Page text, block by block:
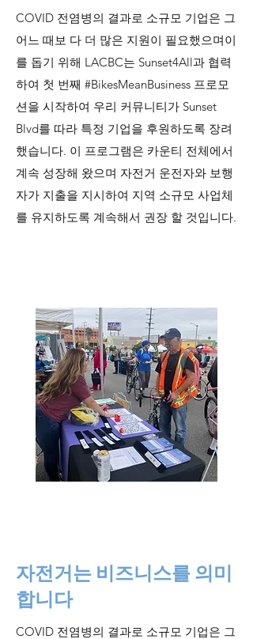
COVID 전염병의 결과로 소규모 기업은 그
어느 때보 다 더 많은 지원이 필요했으며이
를 돕기 위해 LACBC는 Sunset4All과 협력
하여 첫 번째 #BikesMeanBusiness 프로모
션을 시작하여 우리 커뮤니티가 Sunset
Blvd를 따라 특정 기업을 후원하도록 장려
했습니다. 이 프로그램은 카운티 전체에서
계속 성장해 왔으며 자전거 운전자와 보행
자가 지출을 지시하여 지역 소규모 사업체
를 유지하도록 계속해서 권장 할 것입니다.
자전거는 비즈니스를 의미
합니다
COVID 전염병의 결과로 소규모 기업은 그